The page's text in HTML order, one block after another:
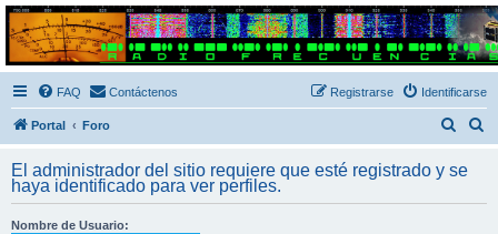
Radio Frecuencias
Foro de Radio Frecuencias
FAQ Contáctenos Identificarse
Registrarse
Portal Foro
c
s
c
El administrador del sitio requiere que esté registrado y se
haya identificado para ver perfiles.
Nombre de Usuario: